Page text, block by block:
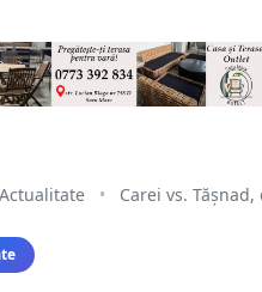
Actualitate • Carei vs.